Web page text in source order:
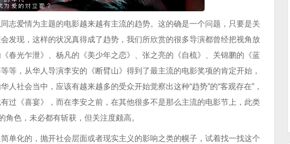
志爱情为主题的电影越来越有主流的趋势。这的确是一个问题，只要是关
发现，这样的状况真得成了趋势，我们所欣赏的很多导演都曾经把视角放
春光乍泄》、杨凡的《美少年之恋》、张之亮的《自梳》、关锦鹏的《蓝
等，从华人导演李安的《断臂山》得到了最主流的电影奖项的肯定开始，
人社会当中，应该有越来越多的受众开始觉察出这种“趋势”的“客观存在”，
过《喜宴》，而在李安之前，在其他很多不是那么主流的电影节上，此类
角色，未必都有斩获，但关注度颇高。
单化的，抛开社会层面或者现实主义的影响之类的幌子，试着找一找这个